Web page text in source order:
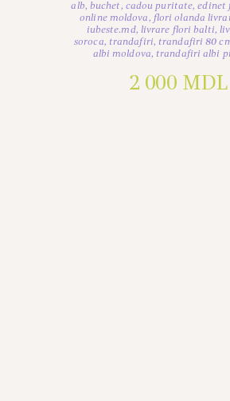
alb, buchet, cadou puritate,edinet
online moldova, flori olanda
iubeste.md, livrare flori balti,
soroca, trandafiri, trandafiri 80
albi moldova, trandafiri albi
2 000 MDL